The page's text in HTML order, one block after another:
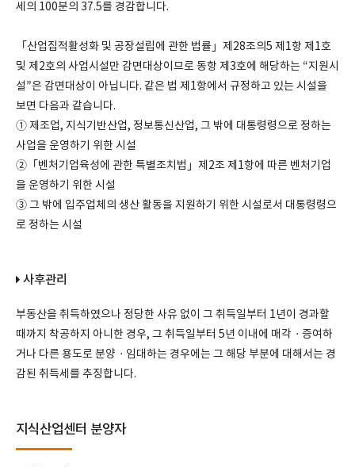
세의 100분의 37.5를 경감합니다.
「산업집적활성화 및 공장설립에 관한 법률」제28조의5 제1항 제1호
및 제2호의 사업시설만 감면대상이므로 동항 제3호에 해당하는 “지원시
설”은 감면대상이 아닙니다. 같은 법 제1항에서 규정하고 있는 시설을
보면 다음과 같습니다.
① 제조업, 지식기반산업, 정보통신산업, 그 밖에 대통령령으로 정하는
사업을 운영하기 위한 시설
②「벤처기업육성에 관한 특별조치법」제2조 제1항에 따른 벤처기업
을 운영하기 위한 시설
③ 그 밖에 입주업체의 생산 활동을 지원하기 위한 시설로서 대통령령으
로 정하는 시설
사후관리
부동산을 취득하였으나 정당한 사유 없이 그 취득일부터 1년이 경과할
때까지 착공하지 아니한 경우, 그 취득일부터 5년 이내에 매각ㆍ증여하
거나 다른 용도로 분양ㆍ임대하는 경우에는 그 해당 부분에 대해서는 경
감된 취득세를 추징합니다.
지식산업센터 분양자